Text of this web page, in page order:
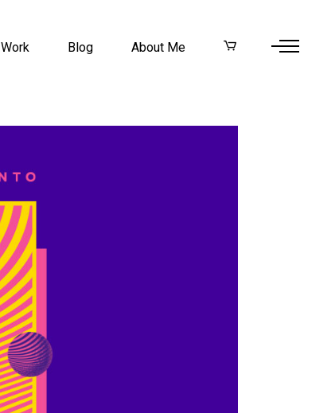
Work Blog About Me